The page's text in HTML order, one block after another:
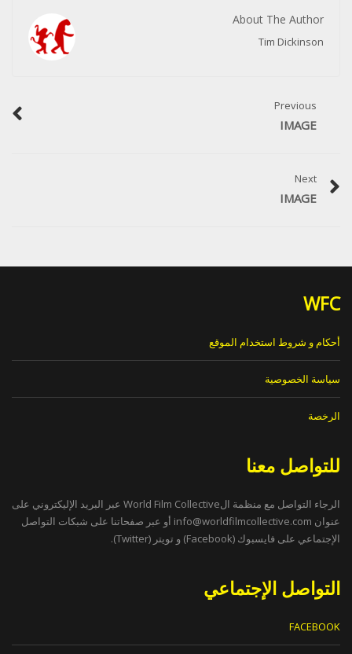
About The Author
Tim Dickinson
Previous
IMAGE
Next
IMAGE
WFC
أحكام و شروط استخدام الموقع
سياسة الخصوصية
الرخصة
للتواصل معنا
الرجاء التواصل مع منظمة الWorld Film Collective عبر البريد الإليكتروني على
عنوان info@worldfilmcollective.com أو عبر صفحاتنا على شبكات التواصل
الإجتماعي على فايسبوك (Facebook) و تويتر (Twitter).
التواصل الإجتماعي
FACEBOOK